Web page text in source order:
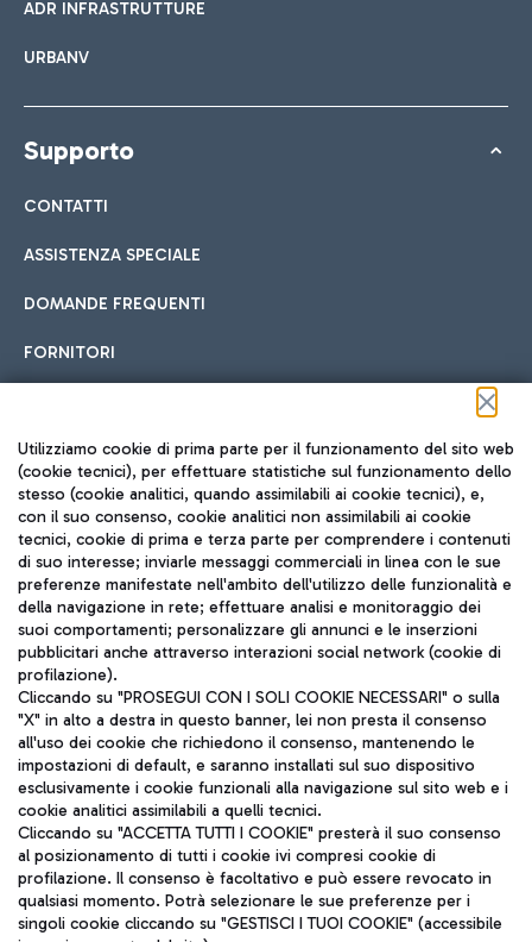
ADR INFRASTRUTTURE
URBANV
Supporto
CONTATTI
ASSISTENZA SPECIALE
DOMANDE FREQUENTI
FORNITORI
Seguici sui social
TRAVEL JOURNAL
ITA
Aeroporti di Roma S.p.A. - Società soggetta a direzione e
coordinamento di Mundys S.p.A.
Codice fiscale e Registro delle Imprese di Roma 13032990155 P.
IVA 06572251004
Capitale sociale 62.224.743,00 int. vers.
Sede legale: Via Pier Paolo Racchetti 1 - 00054 Fiumicino (RM)
Utilizziamo cookie di prima parte per il funzionamento del sito web
(cookie tecnici), per effettuare statistiche sul funzionamento dello
stesso (cookie analitici, quando assimilabili ai cookie tecnici), e,
con il suo consenso, cookie analitici non assimilabili ai cookie
tecnici, cookie di prima e terza parte per comprendere i contenuti
di suo interesse; inviarle messaggi commerciali in linea con le sue
preferenze manifestate nell'ambito dell'utilizzo delle funzionalità e
della navigazione in rete; effettuare analisi e monitoraggio dei
suoi comportamenti; personalizzare gli annunci e le inserzioni
pubblicitari anche attraverso interazioni social network (cookie di
profilazione).
Cliccando su "PROSEGUI CON I SOLI COOKIE NECESSARI" o sulla
"X" in alto a destra in questo banner, lei non presta il consenso
all'uso dei cookie che richiedono il consenso, mantenendo le
impostazioni di default, e saranno installati sul suo dispositivo
esclusivamente i cookie funzionali alla navigazione sul sito web e i
cookie analitici assimilabili a quelli tecnici.
Cliccando su "ACCETTA TUTTI I COOKIE" presterà il suo consenso
al posizionamento di tutti i cookie ivi compresi cookie di
profilazione. Il consenso è facoltativo e può essere revocato in
qualsiasi momento. Potrà selezionare le sue preferenze per i
singoli cookie cliccando su "GESTISCI I TUOI COOKIE" (accessibile